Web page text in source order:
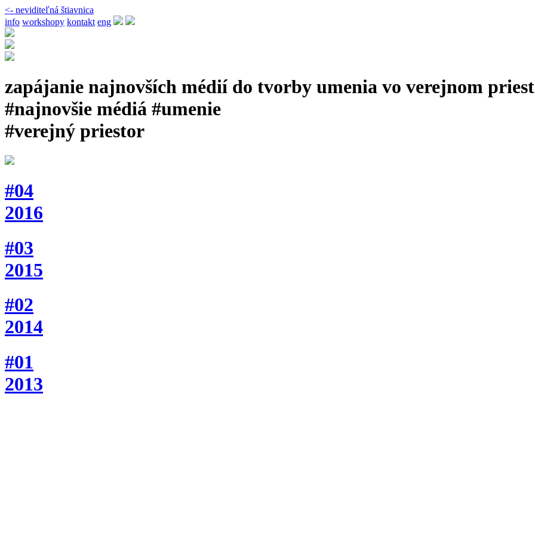
<- neviditeľná štiavnica
info workshopy kontakt eng
zapájanie najnovších médií do tvorby umenia vo verejnom
#najnovšie médiá #umenie
#verejný priestor
#04
2016
#03
2015
#02
2014
#01
2013